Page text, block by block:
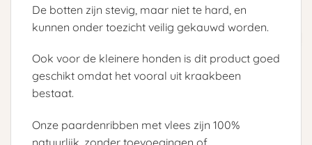
De botten zijn stevig, maar niet te hard, en
kunnen onder toezicht veilig gekauwd worden.
Ook voor de kleinere honden is dit product goed
geschikt omdat het vooral uit kraakbeen
bestaat.
Onze paardenribben met vlees zijn 100%